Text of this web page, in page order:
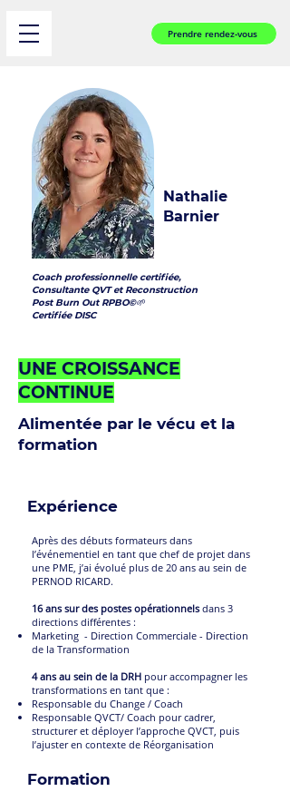
Prendre rendez-vous
Nathalie
Barnier
Coach professionnelle certifiée,
Consultante QVT et Reconstruction
Post Burn Out RPBO©🌱
Certifiée DISC
UNE CROISSANCE
CONTINUE
Alimentée par le vécu et la
formation
Expérience
Après des débuts formateurs dans
l’événementiel en tant que chef de projet dans
une PME, j’ai évolué plus de 20 ans au sein de
PERNOD RICARD.
16 ans sur des postes opérationnelsdans 3
directions différentes :
Marketing - Direction Commerciale - Direction
de la Transformation
4 ans au sein de la DRH pour accompagner les
transformations en tant que :
Responsable du Change / Coach
Responsable QVCT/ Coach pour cadrer,
structurer et déployer l’approche QVCT, puis
l’ajuster en contexte de Réorganisation
Formation